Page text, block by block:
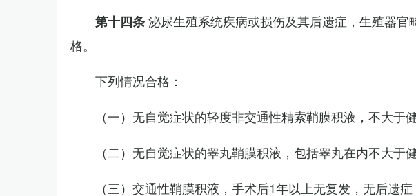
第十四条泌尿生殖系统疾病或损伤及其后遗症，生殖器
格。
下列情况合格：
（一）无自觉症状的轻度非交通性精索鞘膜积液，不大于
（二）无自觉症状的睾丸鞘膜积液，包括睾丸在内不大于
（三）交通性鞘膜积液，手术后1年以上无复发，无后遗症